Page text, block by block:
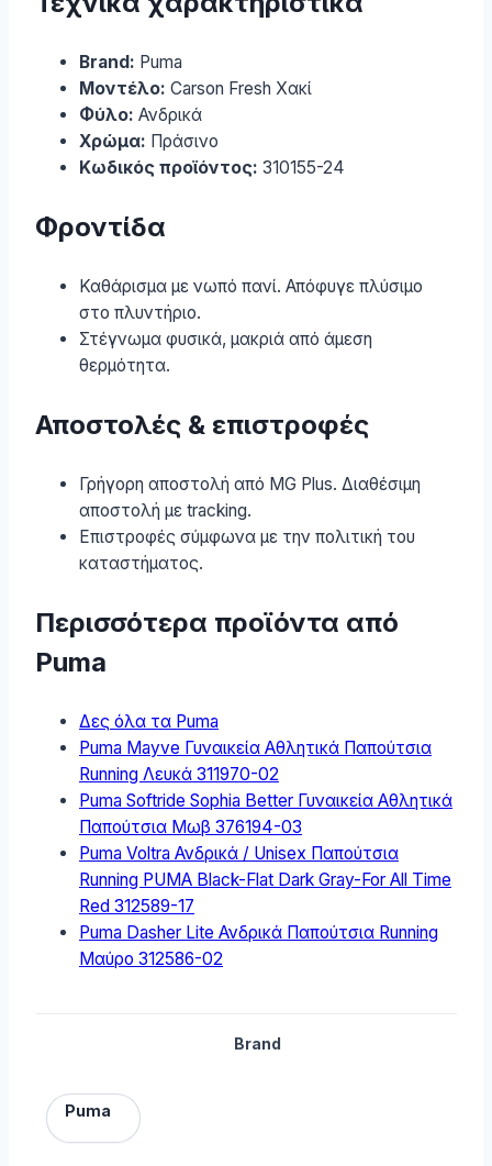
Brand: Puma
Μοντέλο: Carson Fresh Χακί
Φύλο: Ανδρικά
Χρώμα: Πράσινο
Κωδικός προϊόντος: 310155-24
Φροντίδα
Καθάρισμα με νωπό πανί. Απόφυγε πλύσιμο
στο πλυντήριο.
Στέγνωμα φυσικά, μακριά από άμεση
θερμότητα.
Αποστολές & επιστροφές
Γρήγορη αποστολή από MG Plus. Διαθέσιμη
αποστολή με tracking.
Επιστροφές σύμφωνα με την πολιτική του
καταστήματος.
Περισσότερα προϊόντα από
Puma
Δες όλα τα Puma
Puma Mayve Γυναικεία Αθλητικά Παπούτσια
Running Λευκά 311970-02
Puma Softride Sophia Better Γυναικεία Αθλητικά
Παπούτσια Μωβ 376194-03
Puma Voltra Ανδρικά / Unisex Παπούτσια
Running PUMA Black-Flat Dark Gray-For All Time
Red 312589-17
Puma Dasher Lite Ανδρικά Παπούτσια Running
Μαύρο 312586-02
Brand
Puma